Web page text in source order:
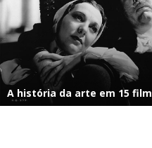
A história da arte em 15